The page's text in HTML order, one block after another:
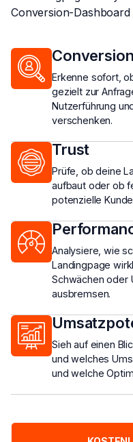
Conversion
Erkenne sofort,
gezielt zur
Nutzerführung
verschenken.
Trust
Prüfe, ob deine
aufbaut oder ob
potenzielle
Analysiere, wie
Landingpage
Schwächen oder
ausbremsen.
Sieh auf einen
und welches
und welche